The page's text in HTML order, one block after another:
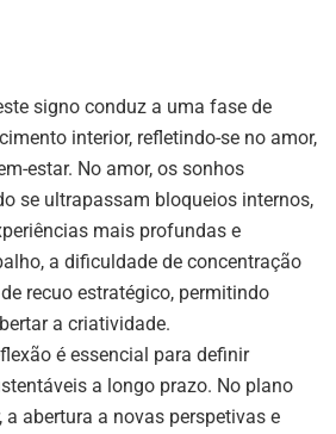
signo conduz a uma fase de
interior, refletindo-se no amor,
estar. No amor, os sonhos
se ultrapassam bloqueios internos,
mais profundas e
a dificuldade de concentração
recuo estratégico, permitindo
a criatividade.
é essencial para definir
a longo prazo. No plano
a abertura a novas perspetivas e